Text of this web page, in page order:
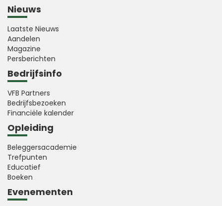
Nieuws
Laatste Nieuws
Aandelen
Magazine
Persberichten
Bedrijfsinfo
VFB Partners
Bedrijfsbezoeken
Financiële kalender
Opleiding
Beleggersacademie
Trefpunten
Educatief
Boeken
Evenementen